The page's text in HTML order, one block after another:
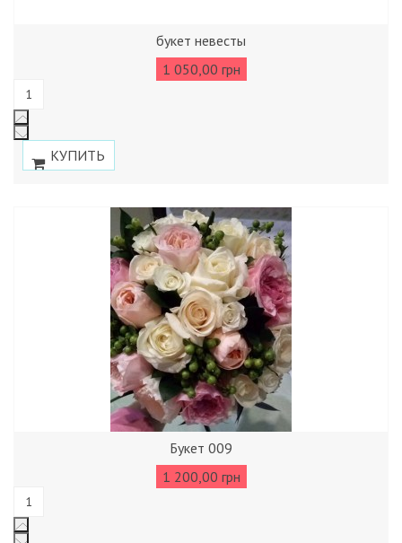
букет невесты
1 050,00 грн
Букет 009
1 200,00 грн